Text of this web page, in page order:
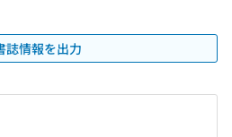
誌情報を出力